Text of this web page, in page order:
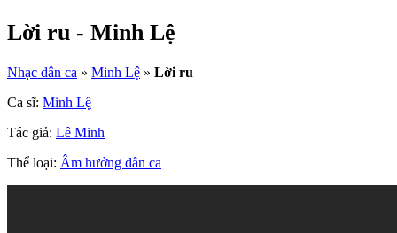
Lời ru - Minh Lệ
Nhạc dân ca » Minh Lệ » Lời ru
Ca sĩ: Minh Lệ
Tác giả: Lê Minh
Thể loại: Âm hưởng dân ca